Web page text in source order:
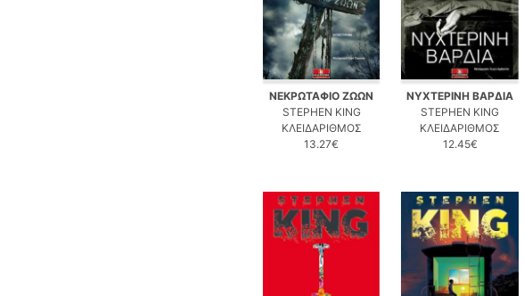
ΝΕΚΡΩΤΑΦΙΟ ΖΩΩΝ
STEPHEN KING
ΚΛΕΙΔΑΡΙΘΜΟΣ
13.27€
ΝΥΧΤΕΡΙΝΗ ΒΑΡΔΙΑ
STEPHEN KING
ΚΛΕΙΔΑΡΙΘΜΟΣ
12.45€